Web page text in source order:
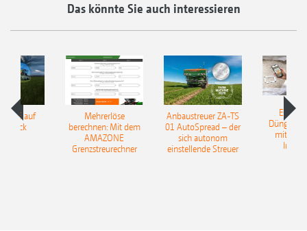
Das könnte Sie auch interessieren
auf
Mehrerlöse
berechnen: Mit dem
AMAZONE
Grenzstreurechner
Anbaustreuer ZA-TS
01 AutoSpread – der
sich autonom
einstellende Streuer
mit